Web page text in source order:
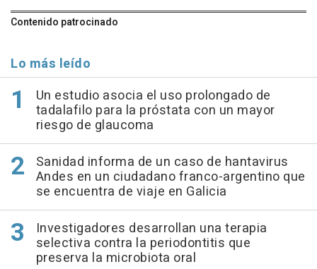
Contenido patrocinado
Lo más leído
Un estudio asocia el uso prolongado de
tadalafilo para la próstata con un mayor
riesgo de glaucoma
Sanidad informa de un caso de hantavirus
Andes en un ciudadano franco-argentino que
se encuentra de viaje en Galicia
Investigadores desarrollan una terapia
selectiva contra la periodontitis que
preserva la microbiota oral